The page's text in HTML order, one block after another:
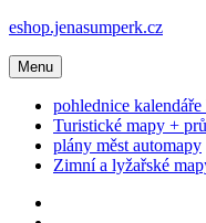
Přejít
obsahu
eshop.jenasumperk.cz
Menu
pohlednice
Turistické mapy +
plány měst automapy
Zimní a lyžařské